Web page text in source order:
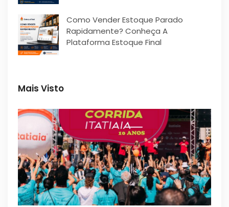
Como Vender Estoque Parado
Rapidamente? Conheça A
Plataforma Estoque Final
Mais Visto